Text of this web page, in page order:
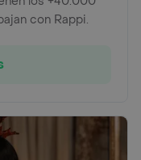
con Rappi.